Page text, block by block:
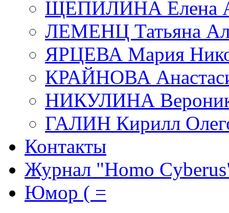
ЩЕПИЛИНА Елена
ЛЕМЕНЦ Татьяна
ЯРЦЕВА Мария
КРАЙНОВА
НИКУЛИНА
ГАЛИН Кирилл
Контакты
Журнал "Homo
Юмор ( =